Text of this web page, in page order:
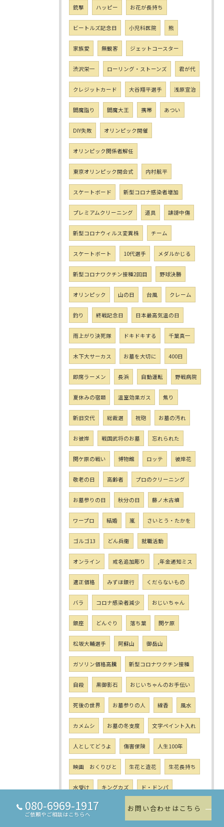
銃撃 ハッピー お花が長持ち
ビートルズ記念日 小児科医院 熊
家族愛 無観客 ジェットコースター
渋沢栄一 ローリング・ストーンズ 君が代
クレジットカード 大谷翔平選手 浅原宣治
閻魔詣り 閻魔大王 携帯 あつい
DIY失敗 オリンピック開催
オリンピック関係者解任
東京オリンピック開会式 内村航平
スケートボード 新型コロナ感染者増加
プレミアムクリーニング 道具 誹謗中傷
新型コロナウィルス変異株 チーム
スケートボート 10代選手 メダルかじる
新型コロナワクチン接種2回目 野球決勝
オリンピック 山の日 台風 クレーム
釣り 終戦記念日 日本最高気温の日
雨上がり決死隊 ドキドキする 千葉真一
木下大サーカス お墓を大切に 400日
即席ラーメン 長浜 自動運転 野戦病院
夏休みの宿題 温室効果ガス 焦り
新旧交代 総裁選 祝砲 お墓の汚れ
お彼岸 戦国武将のお墓 忘れられた
関ケ原の戦い 博物館 ロッテ 彼岸花
敬老の日 高齢者 プロのクリーニング
お墓参りの日 秋分の日 藤ノ木古墳
ワープロ 結婚 嵐 さいとう・たかを
ゴルゴ13 どん兵衛 就職活動
オンライン 戒名追加彫り ,年金通知ミス
適正価格 みずほ銀行 くだらないもの
バラ コロナ感染者減少 おじいちゃん
銀座 どんぐり 落ち葉 関ケ原
松坂大輔選手 阿蘇山 御岳山
ガソリン価格高騰 新型コロナワクチン接種
自殺 黒御影石 おじいちゃんのお手伝い
死後の世界 お墓参りの人 線香 風水
カメムシ お墓の冬支度 文字ペイント入れ
人としてどうよ 傷害保険 人生100年
映画 おくりびと 生花と造花 生花長持ち
水受け キングカズ ド・ドンパ
ロウソク立て 石油国家備蓄 初心に帰る
080-6969-1917
ご依頼やご相談はこちらへ
お問い合わせはこちら